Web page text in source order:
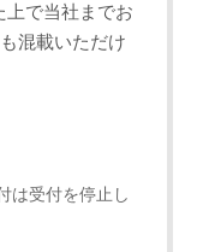
上で当社までお
混載いただけ
は受付を停止し